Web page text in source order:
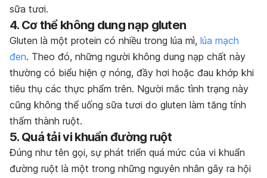
sữa tươi.
4. Cơ thể không dung nạp gluten
Gluten là một protein có nhiều trong lúa mì, lúa mạch
đen. Theo đó, những người không dung nạp chất này
thường có biểu hiện ợ nóng, đầy hơi hoặc đau khớp khi
tiêu thụ các thực phẩm trên. Người mắc tình trạng này
cũng không thể uống sữa tươi do gluten làm tăng tính
thấm thành ruột.
5. Quá tải vi khuẩn đường ruột
Đúng như tên gọi, sự phát triển quá mức của vi khuẩn
đường ruột là một trong những nguyên nhân gây ra hội